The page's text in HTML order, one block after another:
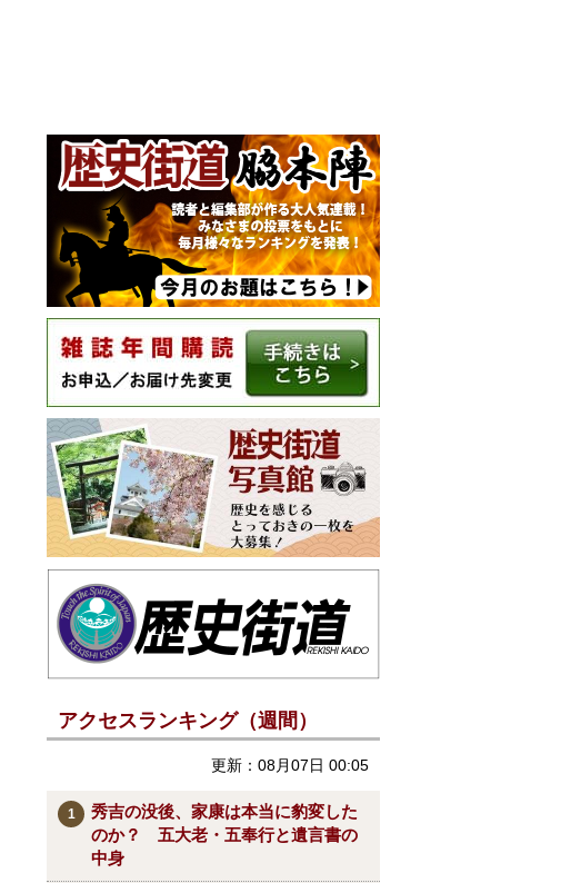
アクセスランキング（週間）
更新：08月07日 00:05
秀吉の没後、家康は本当に豹変した
のか？ 五大老・五奉行と遺言書の
中身